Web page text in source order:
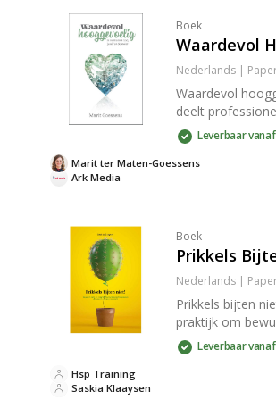
Boek
Waardevol
Nederlands |
Waardevol
deelt
Leverbaar
Ark Media
Marit ter Maten-Goessens
Boek
Prikkels
Nederlands |
Prikkels bijten
praktijk om
Leverbaar
Saskia Klaaysen
Hsp Training